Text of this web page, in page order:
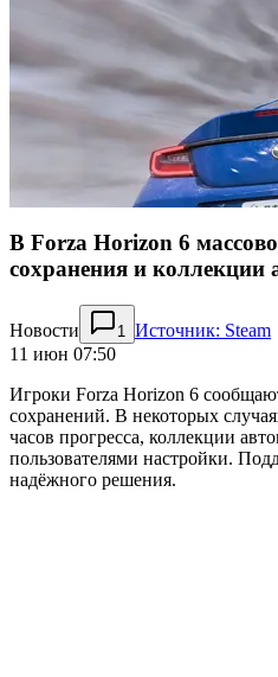
В Forza Horizon 6
сохранения и коллекции
Новости 1
Источник: Steam
11 июн 07:50
Игроки Forza Horizon 6
сохранений. В некоторых
часов прогресса, коллекции
пользователями настройки.
надёжного решения.